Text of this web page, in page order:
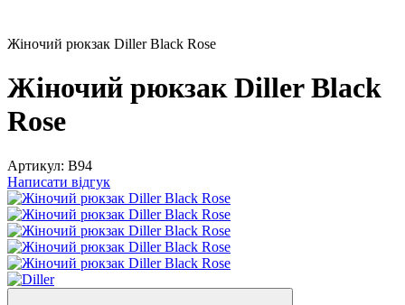
Жіночий рюкзак Diller Black Rose
Жіночий рюкзак Diller Black
Rose
Артикул: B94
Написати відгук